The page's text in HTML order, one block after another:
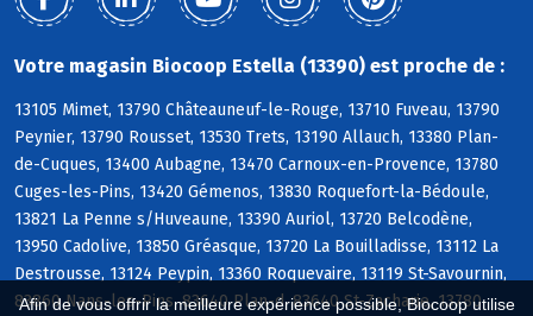
Afin de vous offrir la meilleure expérience possible, Biocoop utilise
Votre magasin Biocoop Estella (13390) est proche de :
13105 Mimet, 13790 Châteauneuf-le-Rouge, 13710 Fuveau, 13790
Peynier, 13790 Rousset, 13530 Trets, 13190 Allauch, 13380 Plan-
de-Cuques, 13400 Aubagne, 13470 Carnoux-en-Provence, 13780
Cuges-les-Pins, 13420 Gémenos, 13830 Roquefort-la-Bédoule,
13821 La Penne s/Huveaune, 13390 Auriol, 13720 Belcodène,
13950 Cadolive, 13850 Gréasque, 13720 La Bouilladisse, 13112 La
Destrousse, 13124 Peypin, 13360 Roquevaire, 13119 St-Savournin,
83860 Nans-les-Pins, 83640 Plan-d, 83640 St-Zacharie, 13780